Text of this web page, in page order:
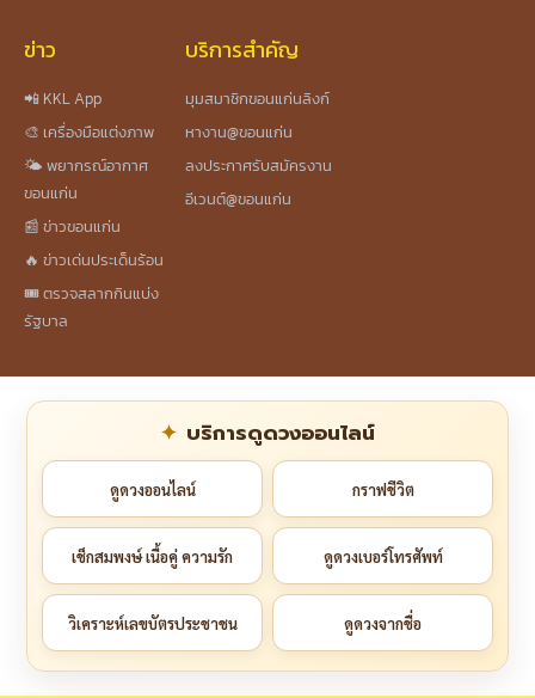
ข่าว
📲 KKL App
🎨 เครื่องมือแต่งภาพ
🌤️ พยากรณ์อากาศ
ขอนแก่น
📰 ข่าวขอนแก่น
🔥 ข่าวเด่นประเด็นร้อน
🎟️ ตรวจสลากกินแบ่ง
รัฐบาล
บริการสำคัญ
มุมสมาชิกขอนแก่นลิงก์
หางาน@ขอนแก่น
ลงประกาศรับสมัครงาน
อีเวนต์@ขอนแก่น
บริการดูดวงออนไลน์
ดูดวงออนไลน์ กราฟชีวิต
เช็กสมพงษ์ เนื้อคู่ ความรัก ดูดวงเบอร์โทรศัพท์
วิเคราะห์เลขบัตรประชาชน ดูดวงจากชื่อ